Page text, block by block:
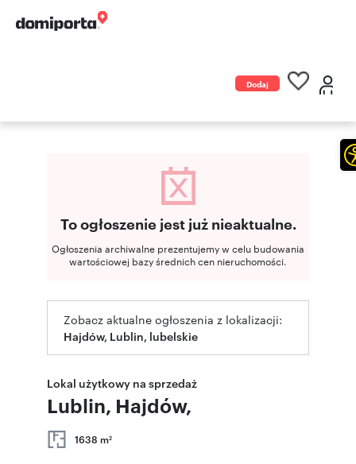
Dodaj
To ogłoszenie jest już nieaktualne.
Ogłoszenia archiwalne prezentujemy w celu budowania
wartościowej bazy średnich cen nieruchomości.
Zobacz aktualne ogłoszenia z lokalizacji:
Hajdów, Lublin, lubelskie
Lokal użytkowy na sprzedaż
Lublin, Hajdów,
1638 m2